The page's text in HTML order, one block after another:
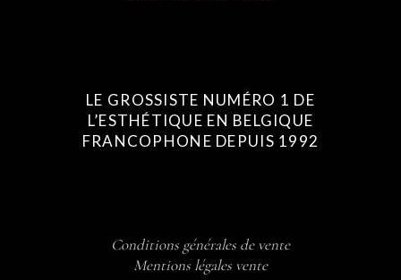
LE GROSSISTE NUMÉRO 1 DE
L’ESTHÉTIQUE EN BELGIQUE
FRANCOPHONE DEPUIS 1992
Conditions générales de vente
Mentions légales vente